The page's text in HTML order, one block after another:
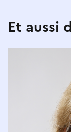
Et aussi